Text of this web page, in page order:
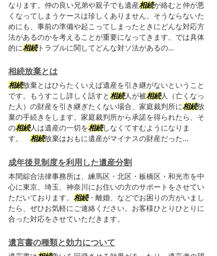
なります。仲の良い兄弟や親子でも遺産相続が絡むと仲が悪
くなってしまうケースは珍しくありません。そうならないた
めにも、事前の準備や起こってしまったときにどんな対応方
法があるのかを考えることが重要になってきます。では具体
的に相続トラブルに関してどんな対ソ法があるの...
相続放棄とは
相続放棄とはひらたくいえば遺産を引き継がないということ
です。もうすこし詳しく話すと相続人が被相続人（亡くなっ
た人）の財産を引き継ぎたくない場合、家庭裁判所に相続放
棄の手続きをします。家庭裁判所から承諾を得られたら、そ
の相続人は遺産の一切を相続しなくてすむようになりま
す。 相続放棄はおもに遺産がマイナスの財産だった...
成年後見制度を利用した遺産分割
本間綜合法律事務所は、練馬区・北区・板橋区・和光市を中
心に東京、埼玉、神奈川にお住いの方のサポートをさせてい
ただいております。 相続・離婚、などでお困りの方がいまし
たら、ぜひお気軽にご連絡ください。お客様ひとりひとりに
合った対応をさせていただきます。
遺言書の種類と効力について